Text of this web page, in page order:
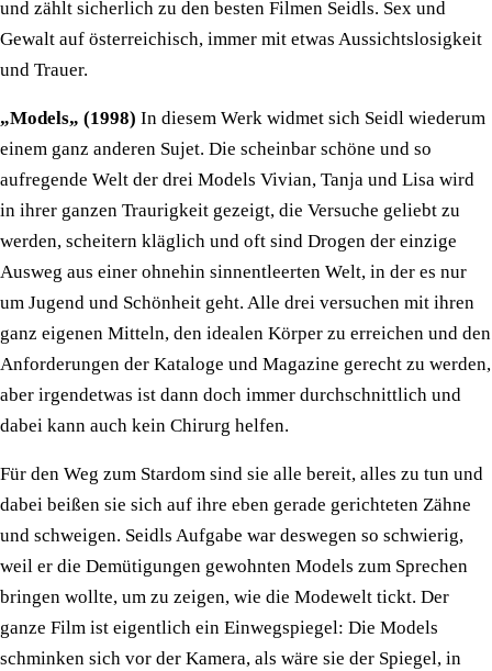
und zählt sicherlich zu den besten Filmen Seidls. Sex und
Gewalt auf österreichisch, immer mit etwas Aussichtslosigkeit
und Trauer.
„Models„ (1998) In diesem Werk widmet sich Seidl wiederum
einem ganz anderen Sujet. Die scheinbar schöne und so
aufregende Welt der drei Models Vivian, Tanja und Lisa wird
in ihrer ganzen Traurigkeit gezeigt, die Versuche geliebt zu
werden, scheitern kläglich und oft sind Drogen der einzige
Ausweg aus einer ohnehin sinnentleerten Welt, in der es nur
um Jugend und Schönheit geht. Alle drei versuchen mit ihren
ganz eigenen Mitteln, den idealen Körper zu erreichen und den
Anforderungen der Kataloge und Magazine gerecht zu werden,
aber irgendetwas ist dann doch immer durchschnittlich und
dabei kann auch kein Chirurg helfen.
Für den Weg zum Stardom sind sie alle bereit, alles zu tun und
dabei beißen sie sich auf ihre eben gerade gerichteten Zähne
und schweigen. Seidls Aufgabe war deswegen so schwierig,
weil er die Demütigungen gewohnten Models zum Sprechen
bringen wollte, um zu zeigen, wie die Modewelt tickt. Der
ganze Film ist eigentlich ein Einwegspiegel: Die Models
schminken sich vor der Kamera, als wäre sie der Spiegel, in